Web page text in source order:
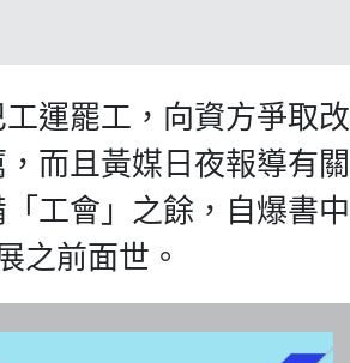
運罷工，向資方爭取改
而且黃媒日夜報導有關
工會」之餘，自爆書中
之前面世。